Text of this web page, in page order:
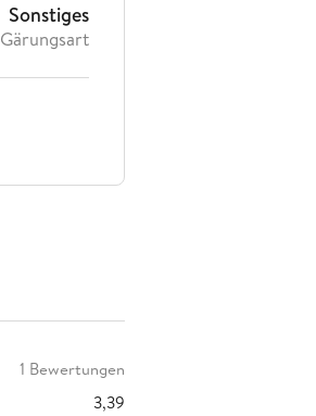
Sonstiges
Gärungsart
1 Bewertungen
3,39